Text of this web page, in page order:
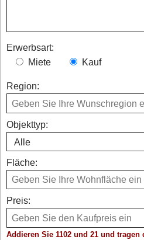
Erwerbsart:
Miete
Kauf
Region:
Objekttyp:
Fläche:
Preis:
Addieren Sie 1102 und 21 und tragen